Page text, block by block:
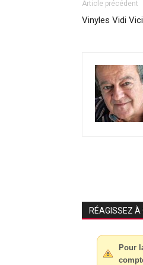
Article précédent
Vinyles Vidi Vici
RÉAGISSEZ À
Pour